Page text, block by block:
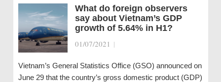
What do foreign observers
say about Vietnam’s GDP
growth of 5.64% in H1?
01/07/2021 |
Vietnam’s General Statistics Office (GSO) announced on
June 29 that the country’s gross domestic product (GDP)